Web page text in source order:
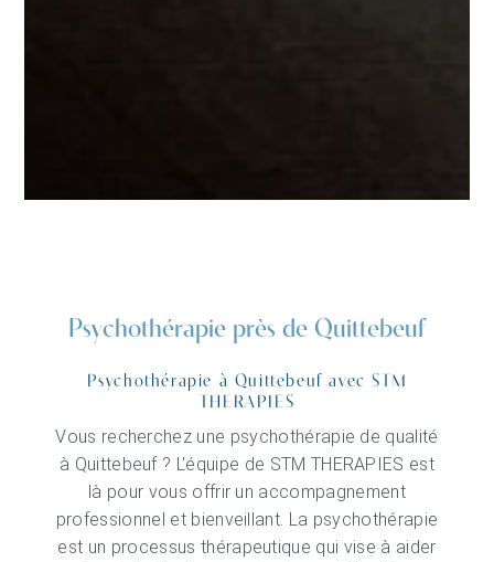
Psychothérapie près de Quittebeuf
Psychothérapie à Quittebeuf avec STM
THERAPIES
Vous recherchez une psychothérapie de qualité
à Quittebeuf ? L'équipe de STM THERAPIES est
là pour vous offrir un accompagnement
professionnel et bienveillant. La psychothérapie
est un processus thérapeutique qui vise à aider